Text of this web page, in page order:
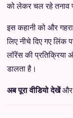
को लेकर चल रहे तनाव
इस कहानी को और
लिए नीचे दिए गए लिंक
लॉरेंस की प्रतिक्रिया
डालता है।
अब पूरा वीडियो देखेंऔर